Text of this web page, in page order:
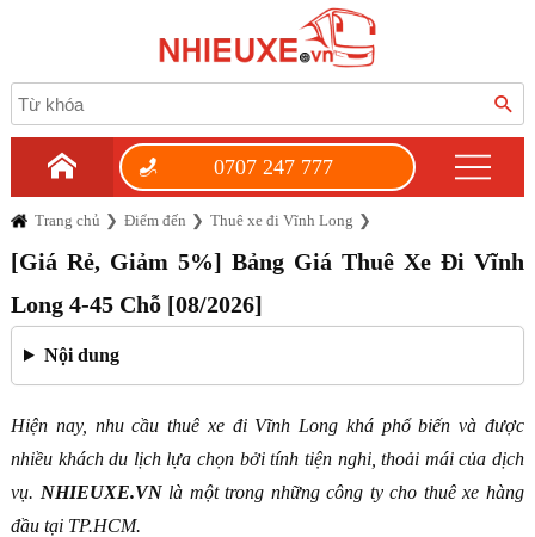
0707 247 777
Trang chủ Điểm đến Thuê xe đi Vĩnh Long
[Giá Rẻ, Giảm 5%] Bảng Giá Thuê Xe Đi Vĩnh
Long 4-45 Chỗ [08/2026]
Nội dung
Hiện nay, nhu cầu thuê xe đi Vĩnh Long khá phổ biến và được
nhiều khách du lịch lựa chọn bởi tính tiện nghi, thoải mái của dịch
vụ. NHIEUXE.VNlà một trong những công ty cho thuê xe hàng
đầu tại TP.HCM.